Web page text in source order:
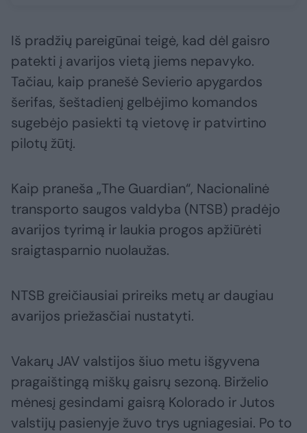
Iš pradžių pareigūnai teigė, kad dėl gaisro
patekti į avarijos vietą jiems nepavyko.
Tačiau, kaip pranešė Sevierio apygardos
šerifas, šeštadienį gelbėjimo komandos
sugebėjo pasiekti tą vietovę ir patvirtino
pilotų žūtį.
Kaip praneša „The Guardian“, Nacionalinė
transporto saugos valdyba (NTSB) pradėjo
avarijos tyrimą ir laukia progos apžiūrėti
sraigtasparnio nuolaužas.
NTSB greičiausiai prireiks metų ar daugiau
avarijos priežasčiai nustatyti.
Vakarų JAV valstijos šiuo metu išgyvena
pragaištingą miškų gaisrų sezoną. Birželio
mėnesį gesindami gaisrą Kolorado ir Jutos
valstijų pasienyje žuvo trys ugniagesiai. Po to